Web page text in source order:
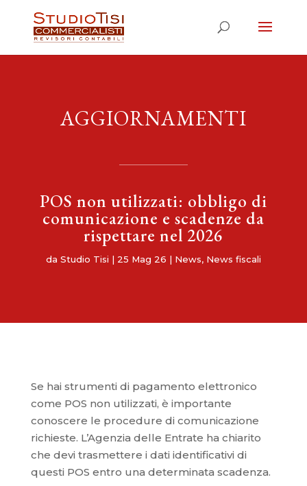
AGGIORNAMENTI
POS non utilizzati: obbligo di
comunicazione e scadenze da
rispettare nel 2026
da Studio Tisi | 25 Mag 26 | News, News fiscali
Se hai strumenti di pagamento elettronico
come POS non utilizzati, è importante
conoscere le procedure di comunicazione
richieste. L’Agenzia delle Entrate ha chiarito
che devi trasmettere i dati identificativi di
questi POS entro una determinata scadenza.